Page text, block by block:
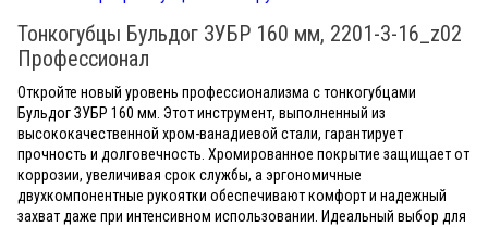
Тонкогубцы Бульдог ЗУБР 160 мм, 2201-3-16_z02
Профессионал
Откройте новый уровень профессионализма с тонкогубцами
Бульдог ЗУБР 160 мм. Этот инструмент, выполненный из
высококачественной хром-ванадиевой стали, гарантирует
прочность и долговечность. Хромированное покрытие защищает от
коррозии, увеличивая срок службы, а эргономичные
двухкомпонентные рукоятки обеспечивают комфорт и надежный
захват даже при интенсивном использовании. Идеальный выбор для